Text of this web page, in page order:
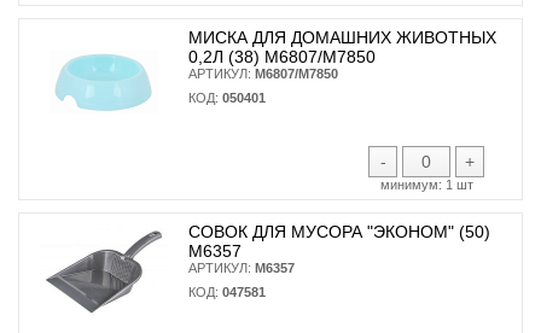
МИСКА ДЛЯ ДОМАШНИХ ЖИВОТНЫХ
0,2Л (38) М6807/М7850
АРТИКУЛ: М6807/М7850
КОД: 050401
- +
минимум: 1 шт
СОВОК ДЛЯ МУСОРА "ЭКОНОМ" (50)
М6357
АРТИКУЛ: М6357
КОД: 047581